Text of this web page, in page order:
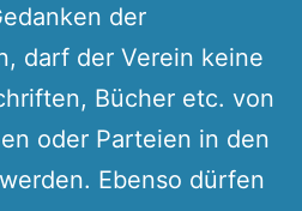
der
darf der Verein keine
Bücher etc. von
oder Parteien in den
Ebenso dürfen